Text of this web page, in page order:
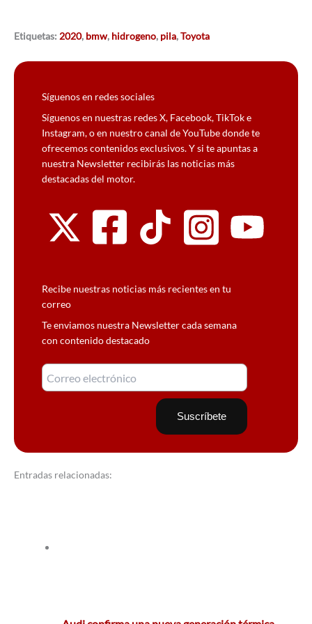
Etiquetas: 2020, bmw, hidrogeno, pila,Toyota
Síguenos en redes sociales
Síguenos en nuestras redes X, Facebook, TikTok e
Instagram, o en nuestro canal de YouTube donde te
ofrecemos contenidos exclusivos. Y si te apuntas a
nuestra Newsletter recibirás las noticias más
destacadas del motor.
Recibe nuestras noticias más recientes en tu
correo
Te enviamos nuestra Newsletter cada semana
con contenido destacado
Entradas relacionadas: